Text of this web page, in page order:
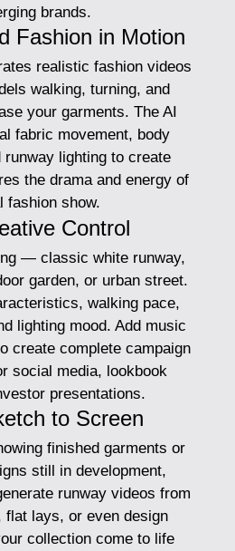
brands.
Fashion in Motion
realistic fashion videos
walking, turning, and
your garments. The AI
fabric movement, body
runway lighting to create
the drama and energy of
fashion show.
Control
— classic white runway,
garden, or urban street.
walking pace,
lighting mood. Add music
create complete campaign
social media, lookbook
presentations.
to Screen
finished garments or
still in development,
runway videos from
flat lays, or even design
collection come to life